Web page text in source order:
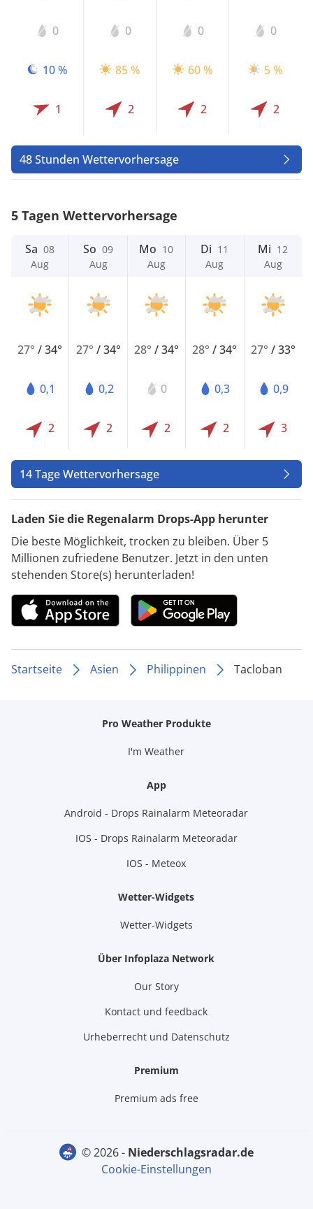
0
10 %
1
0
85 %
2
0
60 %
2
0
5 %
2
48 Stunden Wettervorhersage
5 Tagen Wettervorhersage
Sa 08
Aug
27°/34°
0,1
2
So 09
Aug
27° /34°
0,2
2
Mo 10
Aug
28° /34°
0
2
Di 11
Aug
28°/34°
0,3
2
Mi 12
Aug
27° /33°
0,9
3
14 Tage Wettervorhersage
Laden Sie die Regenalarm Drops-App herunter
Die beste Möglichkeit, trocken zu bleiben. Über 5
Millionen zufriedene Benutzer. Jetzt in den unten
stehenden Store(s) herunterladen!
Startseite Asien Philippinen Tacloban
Pro Weather Produkte
I'm Weather
App
Android - Drops Rainalarm Meteoradar
IOS - Drops Rainalarm Meteoradar
IOS - Meteox
Wetter-Widgets
Wetter-Widgets
Über Infoplaza Network
Our Story
Kontact und feedback
Urheberrecht und Datenschutz
Premium
Premium ads free
© 2026 -
niederschlagsradar.de
Cookie-Einstellungen